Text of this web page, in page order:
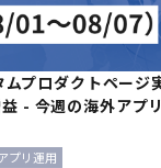
プロダクトページ
- 今週の海外アプ
プリ運用